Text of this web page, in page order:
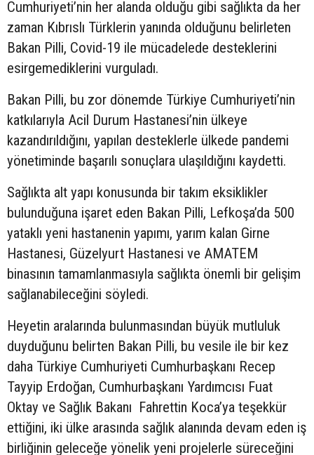
Cumhuriyeti’nin her alanda olduğu gibi sağlıkta da her
zaman Kıbrıslı Türklerin yanında olduğunu belirleten
Bakan Pilli, Covid-19 ile mücadelede desteklerini
esirgemediklerini vurguladı.
Bakan Pilli, bu zor dönemde Türkiye Cumhuriyeti’nin
katkılarıyla Acil Durum Hastanesi’nin ülkeye
kazandırıldığını, yapılan desteklerle ülkede pandemi
yönetiminde başarılı sonuçlara ulaşıldığını kaydetti.
Sağlıkta alt yapı konusunda bir takım eksiklikler
bulunduğuna işaret eden Bakan Pilli, Lefkoşa’da 500
yataklı yeni hastanenin yapımı, yarım kalan Girne
Hastanesi, Güzelyurt Hastanesi ve AMATEM
binasının tamamlanmasıyla sağlıkta önemli bir gelişim
sağlanabileceğini söyledi.
Heyetin aralarında bulunmasından büyük mutluluk
duyduğunu belirten Bakan Pilli, bu vesile ile bir kez
daha Türkiye Cumhuriyeti Cumhurbaşkanı Recep
Tayyip Erdoğan, Cumhurbaşkanı Yardımcısı Fuat
Oktay ve Sağlık Bakanı Fahrettin Koca’ya teşekkür
ettiğini, iki ülke arasında sağlık alanında devam eden iş
birliğinin geleceğe yönelik yeni projelerle süreceğini